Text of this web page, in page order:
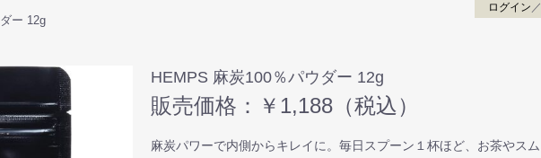
ログイン ／
ー 12g
HEMPS 麻炭100％パウダー 12g
販売価格：￥1,188（税込）
麻炭パワーで内側からキレイに。毎日スプーン１杯ほど、お茶やスム